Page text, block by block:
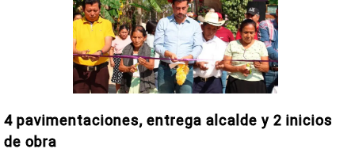
4 pavimentaciones, entrega alcalde y 2 inicios
de obra